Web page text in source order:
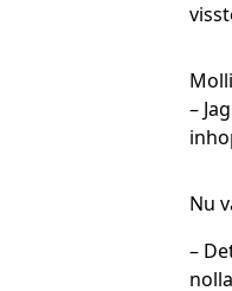
–
Nu
–